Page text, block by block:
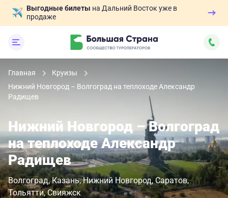
Выгодные билеты на Дальний Восток уже в
продаже
Главная
Круизы
Нижний Новгород – Волгоград на теплоходе Александр
Радищев
Нижний Новгород – Волгоград
на теплоходе Александр
Радищев
Волгоград Казань Нижний Новгород Саратов
Тольятти Свияжск